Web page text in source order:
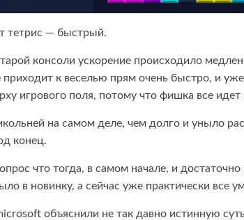
тетрис — быстрый.
консоли ускорение происходило
приходит к веселью прям очень быстро, и
игрового поля, потому что фишка все идет
на самом деле, чем долго и уныло
конец.
что тогда, в самом начале, и
в новинку, а сейчас уже практически все
объяснили не так давно истинную